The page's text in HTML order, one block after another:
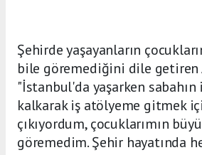
Şehirde yaşayanların
bile göremediğini dile getiren
"İstanbul'da yaşarken sabahın
kalkarak iş atölyeme gitmek
çıkıyordum, çocuklarımın
göremedim. Şehir hayatında